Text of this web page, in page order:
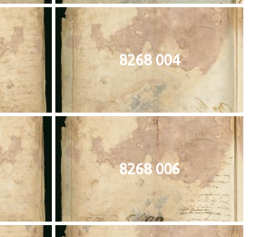
8268 004
8268 006